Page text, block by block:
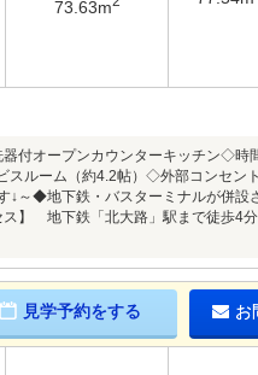
73.63m
付オープンカウンターキッチン◇時
ルーム（約4.2帖）◇外部コンセン
～◆地下鉄・バスターミナルが併設
】 地下鉄「北大路」駅まで徒歩4分
見学予約をする お